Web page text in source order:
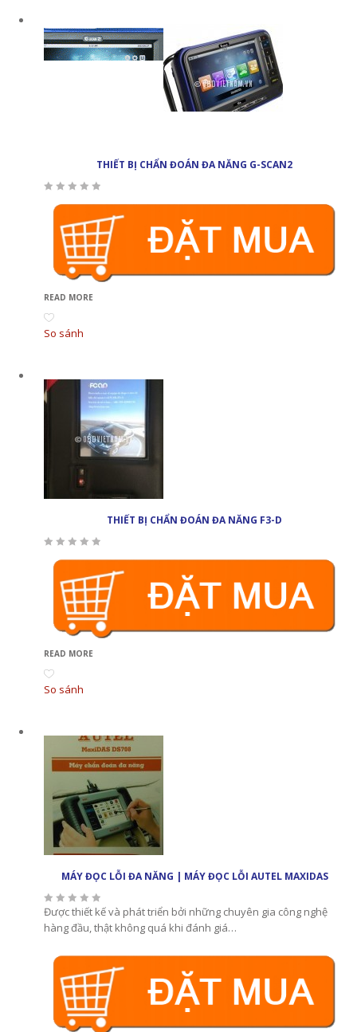
THIẾT BỊ CHẨN ĐOÁN ĐA NĂNG G-SCAN2
READ MORE
So sánh
THIẾT BỊ CHẨN ĐOÁN ĐA NĂNG F3-D
READ MORE
So sánh
MÁY ĐỌC LỖI ĐA NĂNG | MÁY ĐỌC LỖI AUTEL MAXIDAS
Được thiết kế và phát triển bởi những chuyên gia công nghệ
hàng đầu, thật không quá khi đánh giá…